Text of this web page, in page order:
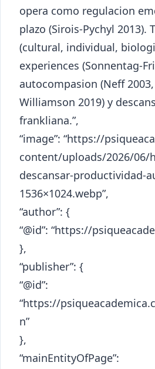
opera como regulacion
plazo (Sirois-Pychyl 2013).
(cultural, individual,
experiences (Sonnentag-
autocompasion (Neff
Williamson 2019) y
frankliana.”,
“image”: “https://
content/uploads/2026/06/
descansar-productividad-
1536×1024.webp”,
“author”: {
“@id”: “https://
},
“publisher”: {
“@id”:
“https://
n”
},
“mainEntityOfPage”: